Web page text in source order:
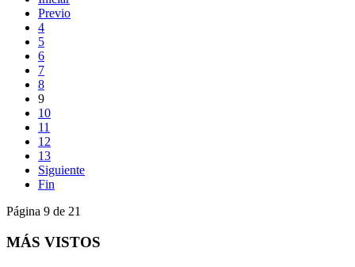
Previo
4
5
6
7
8
9
10
11
12
13
Siguiente
Fin
Página 9 de 21
MÁS VISTOS